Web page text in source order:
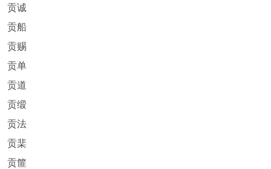
贡诚
贡船
贡赐
贡单
贡道
贡缎
贡法
贡棐
贡篚